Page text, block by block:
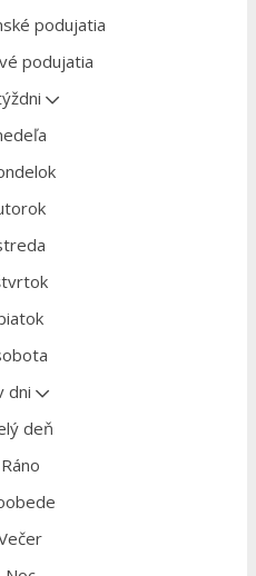
podujatia
podujatia
dni
deň
Ráno